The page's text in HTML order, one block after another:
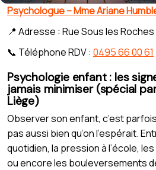
Psychologue – Mme Ariane
📍 Adresse : Rue Sous les
📞 Téléphone RDV : 0495 66 00 61
Psychologie enfant : les
jamais minimiser (spécial
Liège)
Observer son enfant, c’est parfois
pas aussi bien qu’on l’espérait.
quotidien, la pression à l’école,
ou encore les bouleversements